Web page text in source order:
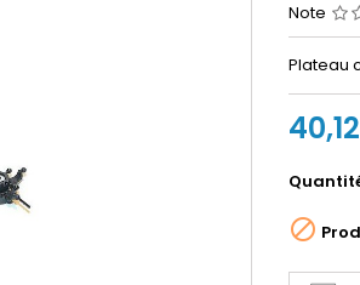
Note
Plateau
